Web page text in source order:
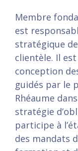
Membre
est
stratégique
clientèle. Il
conception
guidés par le
Rhéaume
stratégie
participe à
des mandats